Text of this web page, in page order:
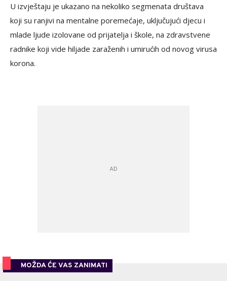
U izvještaju je ukazano na nekoliko segmenata društava
koji su ranjivi na mentalne poremećaje, uključujući djecu i
mlade ljude izolovane od prijatelja i škole, na zdravstvene
radnike koji vide hiljade zaraženih i umirućih od novog virusa
korona.
MOŽDA ĆE VAS ZANIMATI